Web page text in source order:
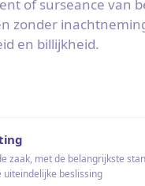
of surseance van
zonder
en billijkheid.
zaak, met de belangrijkste
uiteindelijke beslissing